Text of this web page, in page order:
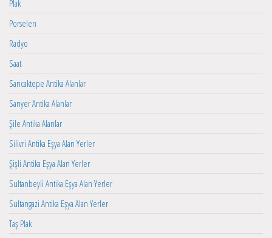
Plak
Porselen
Radyo
Saat
Sancaktepe Antika Alanlar
Sarıyer Antika Alanlar
Şile Antika Alanlar
Silivri Antika Eşya Alan Yerler
Şişli Antika Eşya Alan Yerler
Sultanbeyli Antika Eşya Alan Yerler
Sultangazi Antika Eşya Alan Yerler
Taş Plak